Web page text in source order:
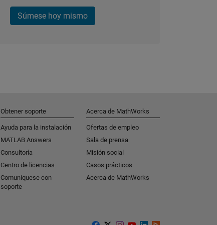
Súmese hoy mismo
Obtener soporte
Ayuda para la instalación
MATLAB Answers
Consultoría
Centro de licencias
Comuníquese con
soporte
Acerca de MathWorks
Ofertas de empleo
Sala de prensa
Misión social
Casos prácticos
Acerca de MathWorks